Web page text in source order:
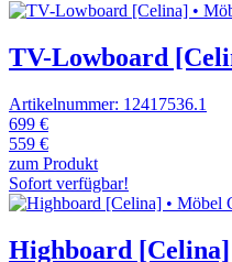
TV-Lowboard
Artikelnummer: 12417536.1
699 €
559 €
zum Produkt
Sofort verfügbar!
Highboard [Celina]